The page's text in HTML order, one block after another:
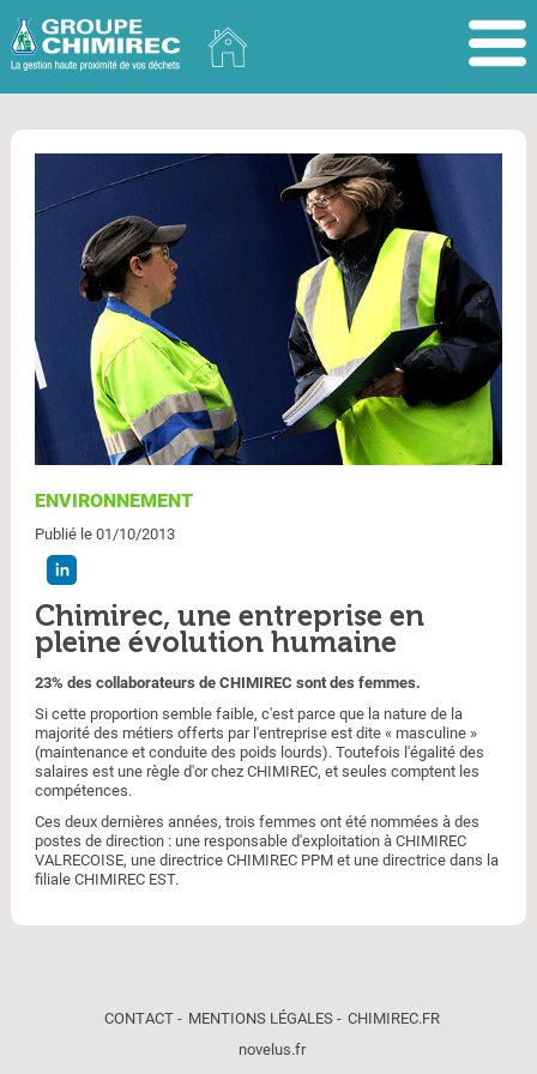
ENVIRONNEMENT
Publié le 01/10/2013
Chimirec, une entreprise en
pleine évolution humaine
23% des collaborateurs de CHIMIREC sont des femmes.
Si cette proportion semble faible, c'est parce que la nature de la
majorité des métiers offerts par l'entreprise est dite « masculine »
(maintenance et conduite des poids lourds). Toutefois l'égalité des
salaires est une règle d'or chez CHIMIREC, et seules comptent les
compétences.
Ces deux dernières années, trois femmes ont été nommées à des
postes de direction : une responsable d'exploitation à CHIMIREC
VALRECOISE, une directrice CHIMIREC PPM et une directrice dans la
filiale CHIMIREC EST.
CONTACT MENTIONS LÉGALES
CHIMIREC.FR
novelus.fr